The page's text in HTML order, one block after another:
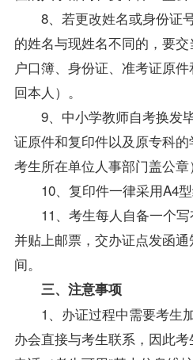
8、若更改姓名或身份证
的姓名与现姓名不同的，要交
户口簿、身份证、准考证原
回本人）。
9、中小学教师自考换发
证原件和复印件以及原专科的
考生所在单位人事部门盖公章
10、复印件一律采用A4型
11、考生每人自备一个写
并贴上邮票，交办证点发函
间。
三、注意事项
1、办证过程中需要考生
办会直接与考生联系，因此